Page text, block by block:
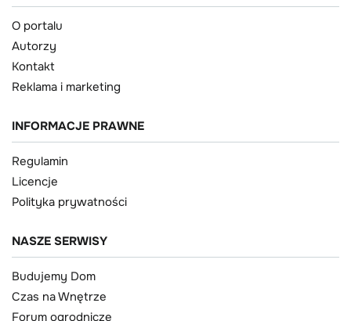
O portalu
Autorzy
Kontakt
Reklama i marketing
INFORMACJE PRAWNE
Regulamin
Licencje
Polityka prywatności
NASZE SERWISY
Budujemy Dom
Czas na Wnętrze
Forum ogrodnicze